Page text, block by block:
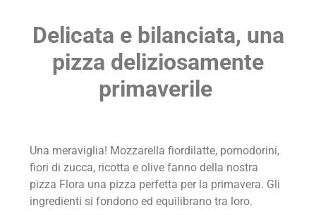
Delicata e bilanciata, una
pizza deliziosamente
primaverile
Una meraviglia! Mozzarella fiordilatte, pomodorini,
fiori di zucca, ricotta e olive fanno della nostra
pizza Flora una pizza perfetta per la primavera. Gli
ingredienti si fondono ed equilibrano tra loro.